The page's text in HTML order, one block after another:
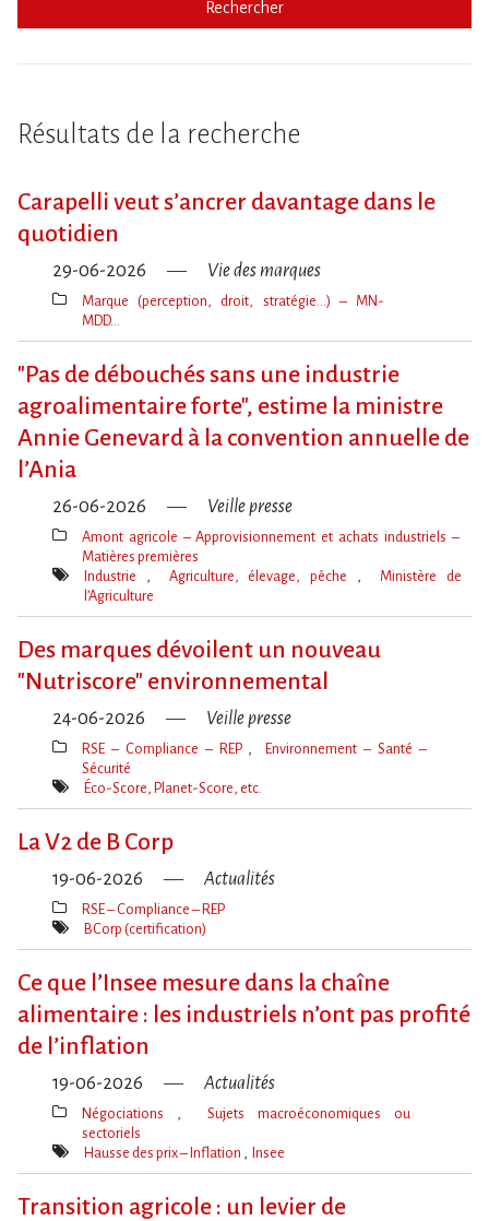
Rechercher
Résultats de la recherche
Carapelli veut s’ancrer davantage dans le
quotidien
29-06-2026 Vie des marques
Thèmes(s)
Marque (perception, droit, stratégie…) – MN-
MDD…
"Pas de débouchés sans une industrie
agroalimentaire forte", estime la ministre
Annie Genevard à la convention annuelle de
l​‌’Ania
26-06-2026 Veille presse
Thèmes(s)
Amont agricole – Approvisionnement et achats industriels –
Matières premières
Mot(s)-
Industrie Agriculture, élevage, pêche
Ministère de
l’Agriculture
Des marques dévoilent un nouveau
"Nutriscore" environnemental
24-06-2026 Veille presse
Thèmes(s)
RSE – Compliance – REP
Environnement – Santé –
Sécurité
Mot(s)-
Éco-Score, Planet-Score, etc.
La V2 de B Corp
19-06-2026 Actualités
Thèmes(s)
RSE – Compliance – REP
Mot(s)-
BCorp (certification)
Ce que l​‌’Insee mesure dans la chaîne
alimentaire : les industriels n​‌’ont pas profité
de l​‌’inflation
19-06-2026 Actualités
Thèmes(s)
Négociations
Sujets macroéconomiques ou
sectoriels
Mot(s)-
Hausse des prix – Inflation Insee
Transition agricole : un levier de